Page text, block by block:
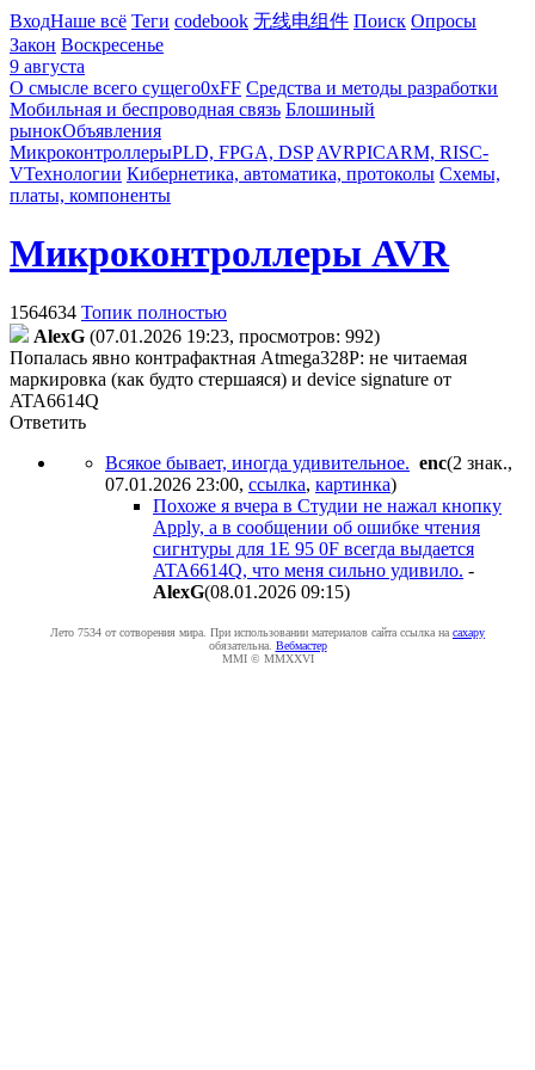
ВходНаше всё Теги codebook 无线电组件 Поиск Опросы
Закон Воскресенье
9 августа
О смысле всего сущего0xFF Средства и методы разработки
Мобильная и беспроводная связь Блошиный
рынокОбъявления
МикроконтроллерыPLD, FPGA, DSP AVRPICARM, RISC-
VТехнологии Кибернетика, автоматика, протоколы Схемы,
платы, компоненты
Микроконтроллеры AVR
1564634 Топик полностью
AlexG (07.01.2026 19:23, просмотров: 992)
Попалась явно контрафактная Atmega328P: не читаемая
маркировка (как будто стершаяся) и device signature от
ATA6614Q
Ответить
Всякое бывает, иногда удивительное. enc(2 знак.,
07.01.2026 23:00, ссылка, картинка)
Похоже я вчера в Студии не нажал кнопку
Apply, а в сообщении об ошибке чтения
сигнтуры для 1E 95 0F всегда выдается
ATA6614Q, что меня сильно удивило. -
AlexG(08.01.2026 09:15)
Лето 7534 от сотворения мира. При использовании материалов сайта ссылка на caxapу
обязательна. Вебмастер
MMI © MMXXVI